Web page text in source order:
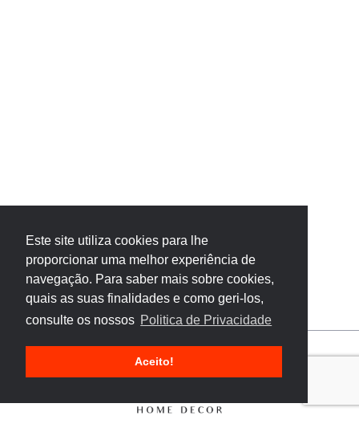
Este site utiliza cookies para lhe
proporcionar uma melhor experiência de
navegação. Para saber mais sobre cookies,
quais as suas finalidades e como geri-los,
consulte os nossos Politica de Privacidade
Aceito!